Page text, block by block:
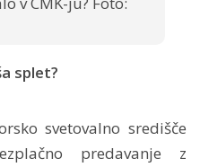
splet?
svetovalno središče
predavanje z